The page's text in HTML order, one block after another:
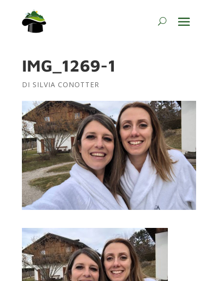
IMG_1269-1
DI SILVIA CONOTTER